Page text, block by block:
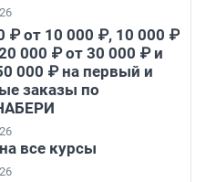
₽ от 10 000 ₽, 10 000 ₽
000 ₽ от 30 000 ₽ и
000 ₽ на первый и
заказы по
все курсы